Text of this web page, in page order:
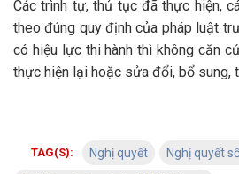
Các trình tự, thủ tục đã thực hiện,
theo đúng quy định của pháp luật
có hiệu lực thi hành thì không căn
thực hiện lại hoặc sửa đổi, bổ sung,
TAG(S): Nghị quyết Nghị quyết